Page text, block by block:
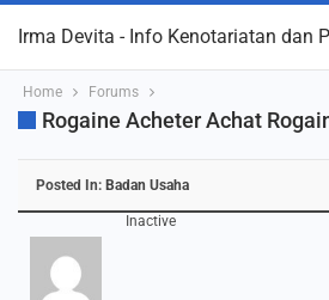
Irma Devita - Info Kenotariatan dan
Home Forums
Rogaine Acheter Achat
Posted In: Badan Usaha
Inactive